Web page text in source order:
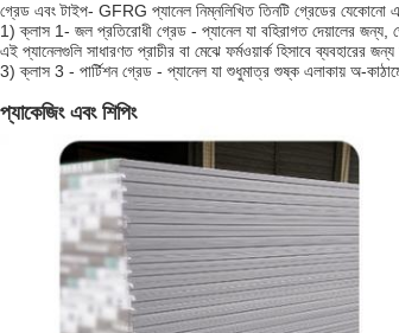
গ্রেড এবং টাইপ- GFRG প্যানেল নিম্নলিখিত তিনটি গ্রেডের যেকোনো
1) ক্লাস 1- জল প্রতিরোধী গ্রেড - প্যানেল যা বহিরাগত দেয়ালের জন্য,
এই প্যানেলগুলি সাধারণত প্রাচীর বা মেঝে ফর্মওয়ার্ক হিসাবে ব্যবহারের
3) ক্লাস 3 - পার্টিশন গ্রেড - প্যানেল যা শুধুমাত্র শুষ্ক এলাকায় অ-
প্যাকেজিং এবং শিপিং